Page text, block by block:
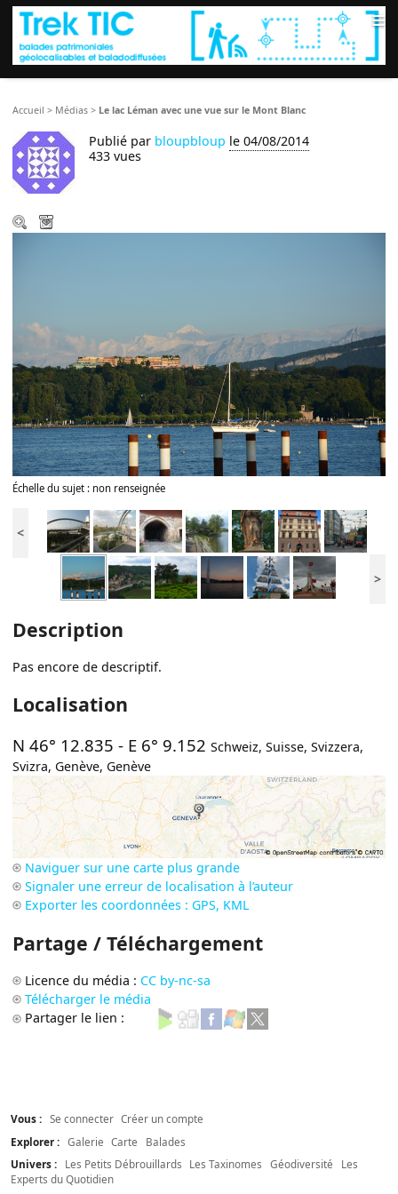
≡
Accueil > Médias > Le lac Léman avec une vue sur le Mont Blanc
Publié par bloupbloup le 04/08/2014
433 vues
Échelle du sujet : non renseignée
<
>
Description
Pas encore de descriptif.
Localisation
N 46° 12.835 - E 6° 9.152 Schweiz, Suisse, Svizzera,
Svizra, Genève, Genève
Naviguer sur une carte plus grande
Signaler une erreur de localisation à l’auteur
Exporter les coordonnées : GPS, KML
Partage / Téléchargement
Licence du média : CC by-nc-sa
Télécharger le média
Partager le lien :
Vous : Se connecter Créer un compte
Explorer : Galerie Carte
Balades
Univers :
Les Petits Débrouillards Les Taxinomes Géodiversité
Les
Experts du Quotidien